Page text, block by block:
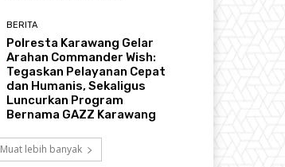
BERITA
Polresta Karawang Gelar
Arahan Commander Wish:
Tegaskan Pelayanan Cepat
dan Humanis, Sekaligus
Luncurkan Program
Bernama GAZZ Karawang
Muat lebih banyak